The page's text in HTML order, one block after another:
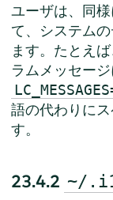
ユーザは、同
て、システム
ます。たとえ
ラムメッセージ
語の代わりに
す。
23.4.2 ~/